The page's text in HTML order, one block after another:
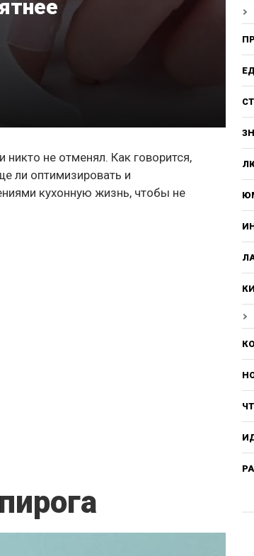
не отменял. Как говорится,
ли оптимизировать и
кухонную жизнь, чтобы не